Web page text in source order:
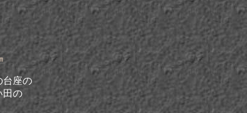
座の
田の